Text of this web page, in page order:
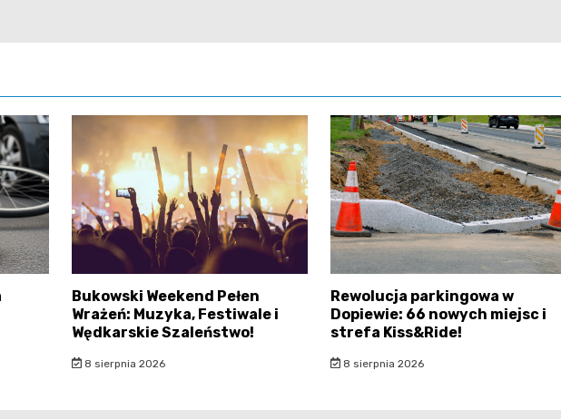
Bukowski Weekend Pełen
Wrażeń: Muzyka, Festiwale i
Wędkarskie Szaleństwo!
8 sierpnia 2026
Rewolucja parkingowa w
Dopiewie: 66 nowych miejsc i
strefa Kiss&Ride!
8 sierpnia 2026